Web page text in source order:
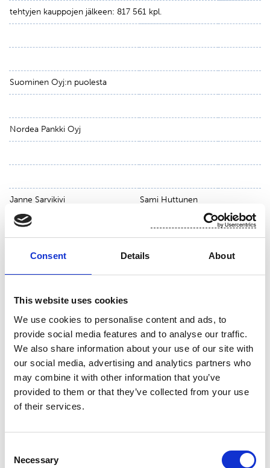
Consent Details About
This website uses cookies
We use cookies to personalise content and ads, to
provide social media features and to analyse our traffic.
We also share information about your use of our site with
our social media, advertising and analytics partners who
may combine it with other information that you’ve
provided to them or that they’ve collected from your use
of their services.
Selection
Necessary
tehtyjen kauppojen jälkeen: 817 561 kpl.
Suominen Oyj:n puolesta
Nordea Pankki Oyj
Janne Sarvikivi Sami Huttunen
www.suominen.fi